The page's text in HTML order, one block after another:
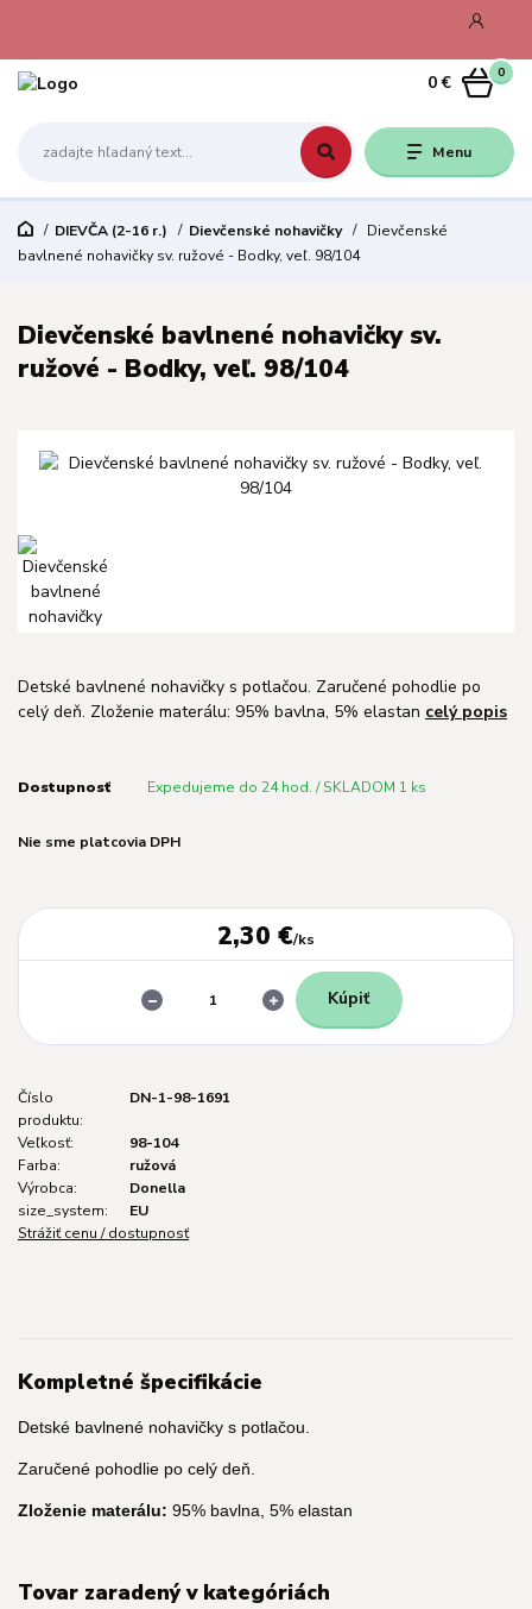
Menu
0
0 €
DIEVČA (2-16 r.) Dievčenské nohavičky
Dievčenské
bavlnené nohavičky sv. ružové - Bodky, veľ. 98/104
Dievčenské bavlnené nohavičky sv.
ružové - Bodky, veľ. 98/104
Detské bavlnené nohavičky s potlačou. Zaručené pohodlie po
celý deň. Zloženie materálu: 95% bavlna, 5% elastan celý popis
Dostupnosť Expedujeme do 24 hod. / SKLADOM 1 ks
Nie sme platcovia DPH
2,30 €/ks
Kúpiť
Číslo
produktu:
DN-1-98-1691
Veľkosť:
98-104
Farba:
ružová
Výrobca:
Donella
size_system:
EU
Strážiť cenu / dostupnosť
Kompletné špecifikácie
Detské bavlnené nohavičky s potlačou.
Zaručené pohodlie po celý deň.
Zloženie materálu: 95% bavlna, 5% elastan
Tovar zaradený v kategóriách